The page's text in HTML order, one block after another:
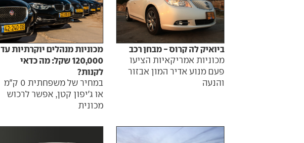
ביואיק לה קרוס - מבחן רכב
מכוניות אמריקאיות הציעו
פעם מנוע אדיר המון אבזור
והנעה
מכוניות מנהלים יוקרתיות עד
120,000 שקל: מה כדאי
לקנות?
במחיר של משפחתית 0 ק"מ
או ג'יפון קטן, אפשר לרכוש
מכונית